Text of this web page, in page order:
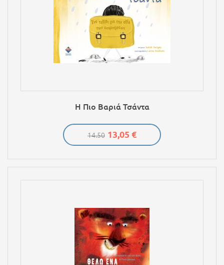
Η Πιο Βαριά Τσάντα
14.50 13,05 €